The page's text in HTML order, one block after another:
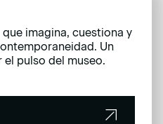
imagina, cuestiona y
Un
pulso del museo.